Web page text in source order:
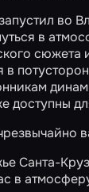
во
в
сюжета
в
доступны
Санта-
в